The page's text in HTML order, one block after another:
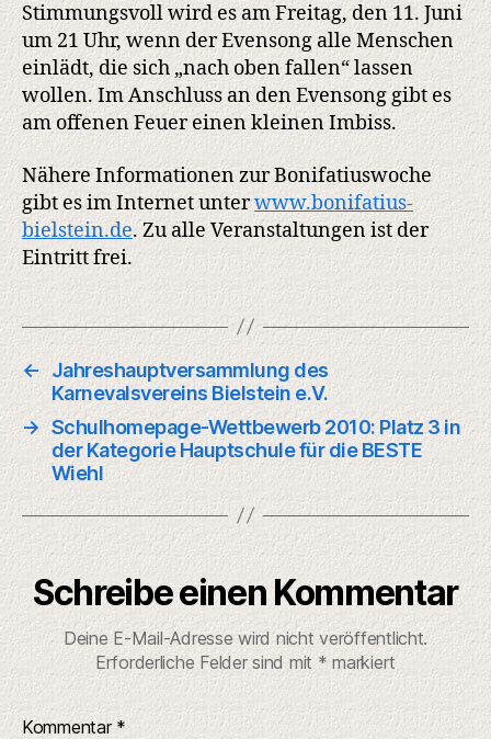
Stimmungsvoll wird es am Freitag, den 11. Juni
um 21 Uhr, wenn der Evensong alle Menschen
einlädt, die sich „nach oben fallen“ lassen
wollen. Im Anschluss an den Evensong gibt es
am offenen Feuer einen kleinen Imbiss.
Nähere Informationen zur Bonifatiuswoche
gibt es im Internet unterwww.bonifatius-
bielstein.de. Zu alle Veranstaltungen ist der
Eintritt frei.
← Jahreshauptversammlung des
Karnevalsvereins Bielstein e.V.
→ Schulhomepage-Wettbewerb 2010: Platz 3 in
der Kategorie Hauptschule für die BESTE
Wiehl
Schreibe einen Kommentar
Deine E-Mail-Adresse wird nicht veröffentlicht.
Erforderliche Felder sind mit * markiert
Kommentar *